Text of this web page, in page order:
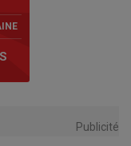
Publicité